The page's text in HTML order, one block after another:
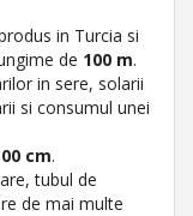
in Turcia si
de 100 m.
in sere, solarii
si consumul unei
cm.
tubul de
de mai multe